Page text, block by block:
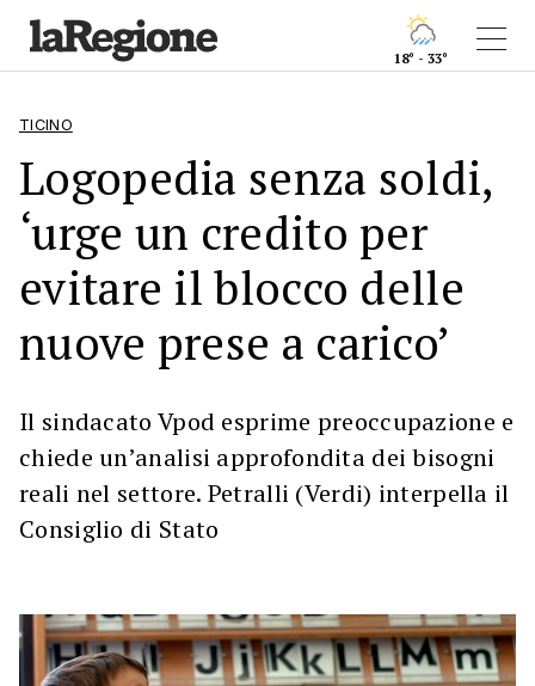
18° - 33°
TICINO
Logopedia senza soldi,
‘urge un credito per
evitare il blocco delle
nuove prese a carico’
Il sindacato Vpod esprime preoccupazione e
chiede un’analisi approfondita dei bisogni
reali nel settore. Petralli (Verdi) interpella il
Consiglio di Stato